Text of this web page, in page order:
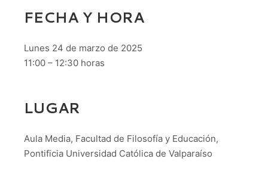
FECHA Y HORA
Lunes 24 de marzo de 2025
11:00 – 12:30 horas
LUGAR
Aula Media, Facultad de Filosofía y Educación,
Pontificia Universidad Católica de Valparaíso